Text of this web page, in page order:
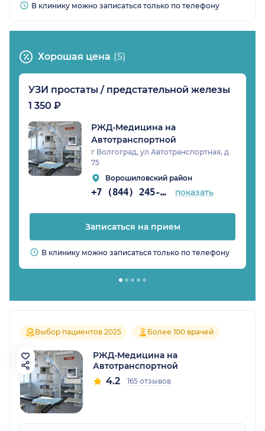
В клинику можно записаться только по телефону
Хорошая цена (5)
УЗИ простаты / предстательной железы
1 350 ₽
РЖД-Медицина на
Автотранспортной
г Волгоград, ул Автотранспортная, д
75
Ворошиловский район
+7 (844) 245-98-54 показать
Записаться на прием
В клинику можно записаться только по телефону
Выбор пациентов 2025 Более 100 врачей
РЖД-Медицина на
Автотранспортной
4.2 165 отзывов